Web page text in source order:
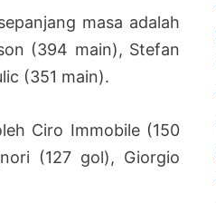
masa adalah
(394 main), Stefan
(351 main).
Ciro Immobile (150
(127 gol), Giorgio